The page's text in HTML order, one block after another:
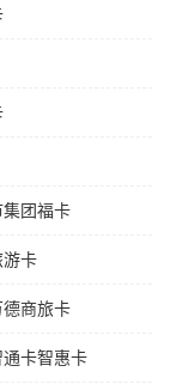
团福卡
游卡
商旅卡
卡智惠卡